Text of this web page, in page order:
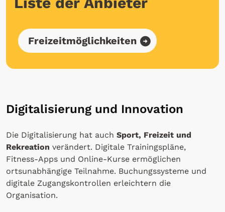
Freizeitmöglichkeiten
Digitalisierung und Innovation
Die Digitalisierung hat auch Sport, Freizeit und
Rekreation verändert. Digitale Trainingspläne,
Fitness-Apps und Online-Kurse ermöglichen
ortsunabhängige Teilnahme. Buchungssysteme und
digitale Zugangskontrollen erleichtern die
Organisation.